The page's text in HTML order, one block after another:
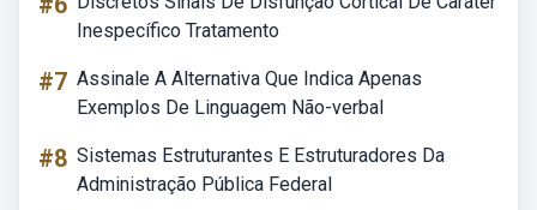
Inespecífico Tratamento
#7 Assinale A Alternativa Que Indica Apenas
Exemplos De Linguagem Não-verbal
#8 Sistemas Estruturantes E Estruturadores Da
Administração Pública Federal